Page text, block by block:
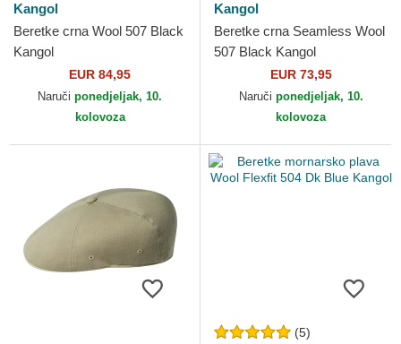
Kangol
Beretke crna Wool 507 Black
Kangol
EUR 84,95
Naruči ponedjeljak, 10.
kolovoza
Kangol
Beretke crna Seamless Wool
507 Black Kangol
EUR 73,95
Naruči ponedjeljak, 10.
kolovoza
(5)